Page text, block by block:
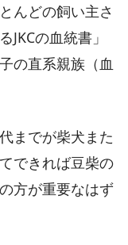
んどの飼い主さ
の血統書」
の直系親族（血
までが柴犬また
できれば豆柴の
方が重要なはず